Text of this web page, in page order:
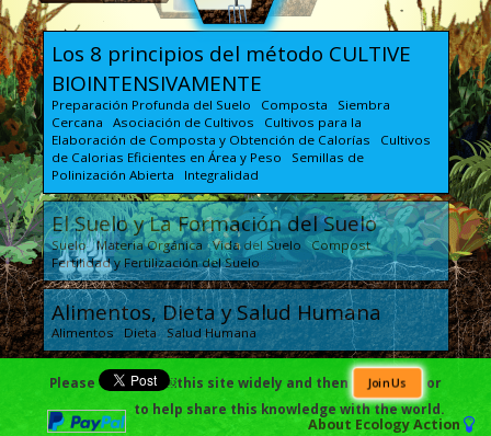
Los 8 principios del método CULTIVE
BIOINTENSIVAMENTE
Preparación Profunda del Suelo Composta Siembra
Cercana Asociación de Cultivos Cultivos para la
Elaboración de Composta y Obtención de Calorías Cultivos
de Calorias Eficientes en Área y Peso Semillas de
Polinización Abierta Integralidad
El Suelo y La Formación del Suelo
Suelo Materia Orgánica Vida del Suelo Compost
Fertilidad y Fertilización del Suelo
Alimentos, Dieta y Salud Humana
Alimentos Dieta Salud Humana
Planificación del Huerto, Economía y
Escalabilidad
Planificación Ingresos y Economía Escalabilidad
Please ￼this site widely and then Join Us
or
to help share this knowledge with the world.
About Ecology Action